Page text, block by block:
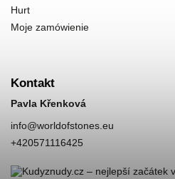
Hurt
Moje zamówienie
Kontakt
Pavla Křenková
info@worldofstones.eu
+420571116425